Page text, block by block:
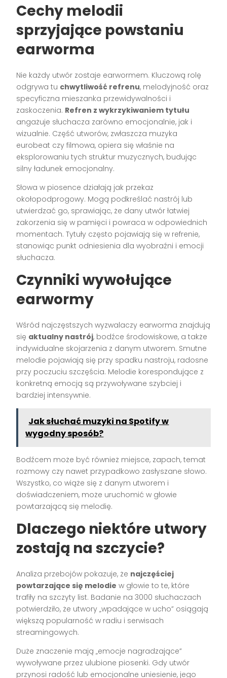
Cechy melodii
sprzyjające powstaniu
earworma
Nie każdy utwór zostaje earwormem. Kluczową rolę
odgrywa tu chwytliwość refrenu, melodyjność oraz
specyficzna mieszanka przewidywalności i
zaskoczenia. Refren z wykrzykiwaniem tytułu
angażuje słuchacza zarówno emocjonalnie, jak i
wizualnie. Część utworów, zwłaszcza muzyka
eurobeat czy filmowa, opiera się właśnie na
eksplorowaniu tych struktur muzycznych, budując
silny ładunek emocjonalny.
Słowa w piosence działają jak przekaz
okołopodprogowy. Mogą podkreślać nastrój lub
utwierdzać go, sprawiając, że dany utwór łatwiej
zakorzenia się w pamięci i powraca w odpowiednich
momentach. Tytuły często pojawiają się w refrenie,
stanowiąc punkt odniesienia dla wyobraźni i emocji
słuchacza.
Czynniki wywołujące
earwormy
Wśród najczęstszych wyzwalaczy earworma znajdują
się aktualny nastrój, bodźce środowiskowe, a także
indywidualne skojarzenia z danym utworem. Smutne
melodie pojawiają się przy spadku nastroju, radosne
przy poczuciu szczęścia. Melodie korespondujące z
konkretną emocją są przywoływane szybciej i
bardziej intensywnie.
Jak słuchać muzyki na Spotify w
wygodny sposób?
Bodźcem może być również miejsce, zapach, temat
rozmowy czy nawet przypadkowo zasłyszane słowo.
Wszystko, co wiąże się z danym utworem i
doświadczeniem, może uruchomić w głowie
powtarzającą się melodię.
Dlaczego niektóre utwory
zostają na szczycie?
Analiza przebojów pokazuje, że najczęściej
powtarzające się melodie w głowie to te, które
trafiły na szczyty list. Badanie na 3000 słuchaczach
potwierdziło, że utwory „wpadające w ucho” osiągają
większą popularność w radiu i serwisach
streamingowych.
Duże znaczenie mają „emocje nagradzające”
wywoływane przez ulubione piosenki. Gdy utwór
przynosi radość lub emocjonalne uniesienie, jego